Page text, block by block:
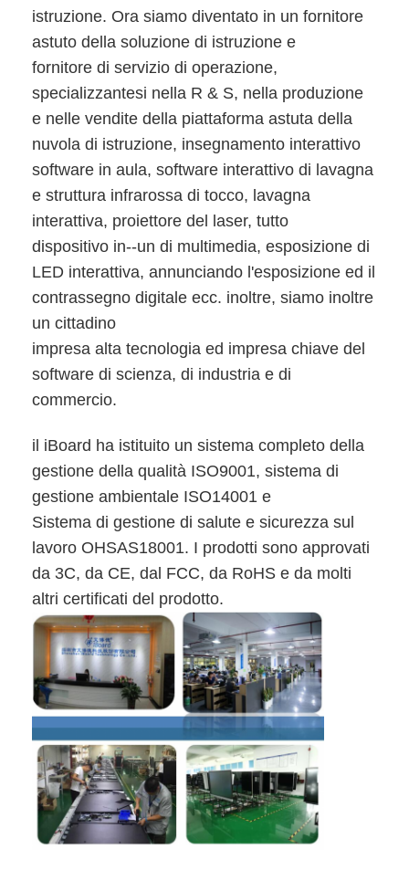
Lavagna interattiva di Iboard
lavagna interattiva di ir
lavagna interattiva infrarossa
Schermo piatto interattivo
Monitor interattivo del touch screen
bordo astuto dell'affissione a cristalli liquidi
Lavagna interattiva del LED
Lavagna interattiva del touch screen
tutti in una lavagna interattiva
lavagna interattiva portatile
Bordo interattivo del proiettore
Struttura infrarossa di tocco
Supporto interattivo di lavagna
Macchina fotografica del documento del visualizzatore
proiettore
Chiosco del touch screen
segnaletica digitale
monitor pubblicitario digitale
schermo intelligente portatile
istruzione. Ora siamo diventato in un fornitore
astuto della soluzione di istruzione e
fornitore di servizio di operazione,
specializzantesi nella R & S, nella produzione
e nelle vendite della piattaforma astuta della
nuvola di istruzione, insegnamento interattivo
software in aula, software interattivo di lavagna
e struttura infrarossa di tocco, lavagna
interattiva, proiettore del laser, tutto
dispositivo in--un di multimedia, esposizione di
LED interattiva, annunciando l'esposizione ed il
contrassegno digitale ecc. inoltre, siamo inoltre
un cittadino
impresa alta tecnologia ed impresa chiave del
software di scienza, di industria e di
commercio.
il iBoard ha istituito un sistema completo della
gestione della qualità ISO9001, sistema di
gestione ambientale ISO14001 e
Sistema di gestione di salute e sicurezza sul
lavoro OHSAS18001. I prodotti sono approvati
da 3C, da CE, dal FCC, da RoHS e da molti
altri certificati del prodotto.